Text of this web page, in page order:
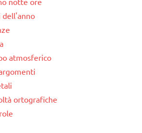
atmosferico
ortografiche